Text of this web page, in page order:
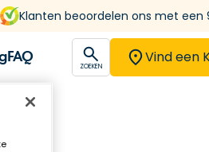
Klanten beoordelen ons met een
FAQ open
ZOEKEN
Vind een